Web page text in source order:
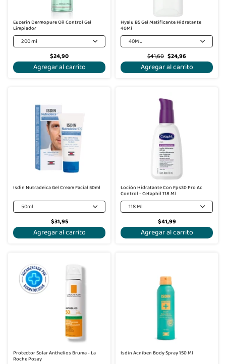
Eucerin Dermopure Oil Control Gel
Limpiador
200 ml
$24,90
Agregar al carrito
Hyalu B5 Gel Matificante Hidratante
40Ml
40ML
$41,60 $24,96
Agregar al carrito
Isdin Nutradeica Gel Cream Facial 50ml
50ml
$31,95
Agregar al carrito
Loción Hidratante Con Fps30 Pro Ac
Control - Cetaphil 118 Ml
118 Ml
$41,99
Agregar al carrito
Protector Solar Anthelios Bruma - La
Roche Posay
Isdin Acniben Body Spray 150 Ml